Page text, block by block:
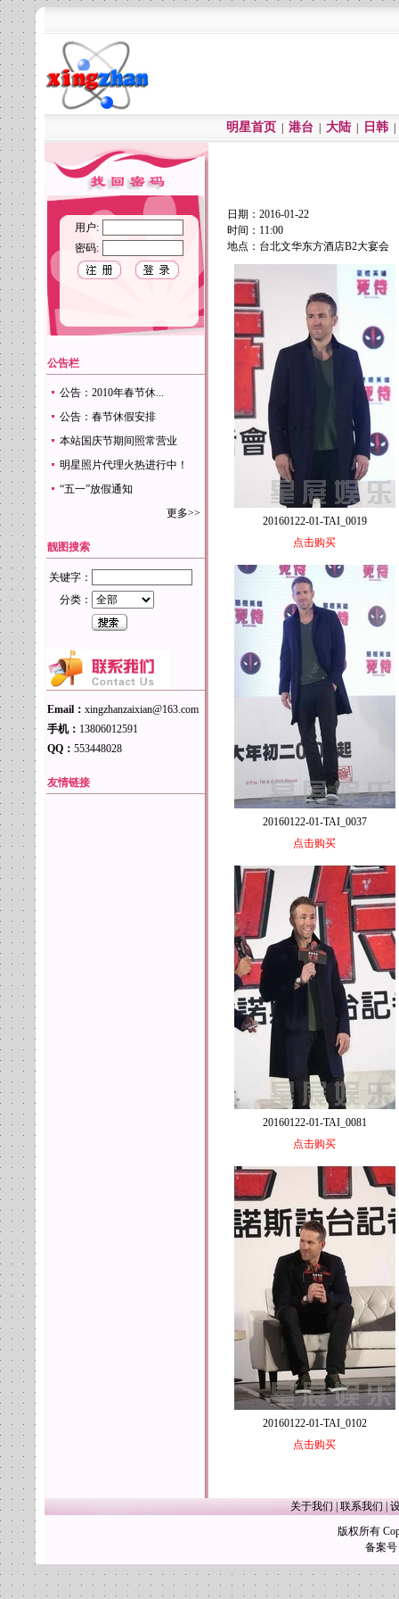
明星首页 港台 大陆 日韩
用户:
密码:
公告栏
公告：2010年春节休...
公告：春节休假安排
本站国庆节期间照常营业
明星照片代理火热进行中！
“五一”放假通知
更多>>
靓图搜索
关键字：
分类：
Email： xingzhanzaixian@163.com
手机： 13806012591
QQ： 553448028
友情链接
日期：2016-01-22
时间：11:00
地点：台北文华东方酒店B2大宴会
20160122-01-TAI_0019
点击购买
20160122-01-TAI_0037
点击购买
20160122-01-TAI_0081
点击购买
20160122-01-TAI_0102
点击购买
关于我们 联系我们
版权所有
备案号